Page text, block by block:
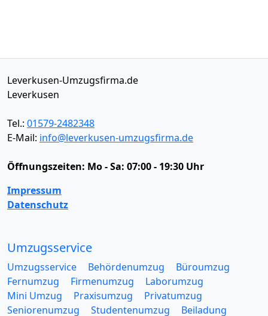
Leverkusen-Umzugsfirma.de
Leverkusen
Tel.: 01579-2482348
E-Mail: info@leverkusen-umzugsfirma.de
Öffnungszeiten: Mo - Sa: 07:00 - 19:30 Uhr
Impressum
Datenschutz
Umzugsservice
Umzugsservice Behördenumzug
Büroumzug
Fernumzug
Firmenumzug
Laborumzug
Mini Umzug
Praxisumzug
Privatumzug
Seniorenumzug
Studentenumzug
Beiladung